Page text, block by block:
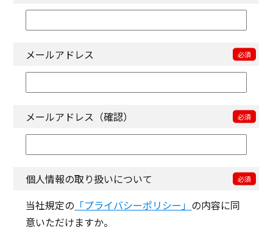
メールアドレス
メールアドレス（確認）
個人情報の取り扱いについて
当社規定の 「プライバシーポリシー」 の内容に同
意いただけますか。